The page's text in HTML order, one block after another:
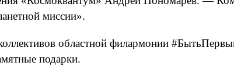
миссии».
областной филармонии
подарки.